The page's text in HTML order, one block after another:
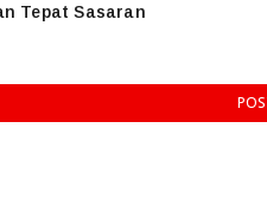
Tepat Sasaran